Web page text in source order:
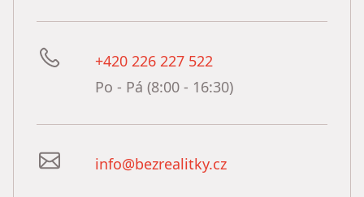
+420 226 227 522
Po - Pá (8:00 - 16:30)
info@bezrealitky.cz